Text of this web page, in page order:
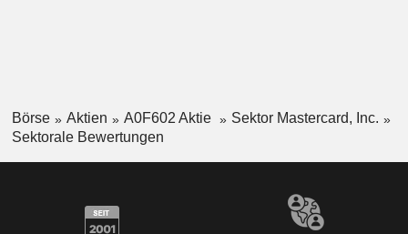
Börse Aktien A0F602 Aktie
Sektor Mastercard, Inc.
Sektorale Bewertungen